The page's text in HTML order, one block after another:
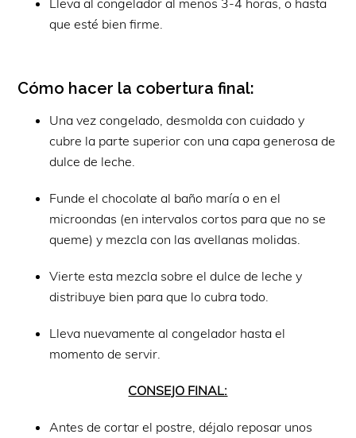
que esté bien firme.
Cómo hacer la cobertura final:
Una vez congelado, desmolda con cuidado y
cubre la parte superior con una capa generosa de
dulce de leche.
Funde el chocolate al baño maría o en el
microondas (en intervalos cortos para que no se
queme) y mezcla con las avellanas molidas.
Vierte esta mezcla sobre el dulce de leche y
distribuye bien para que lo cubra todo.
Lleva nuevamente al congelador hasta el
momento de servir.
CONSEJO FINAL:
Antes de cortar el postre, déjalo reposar unos